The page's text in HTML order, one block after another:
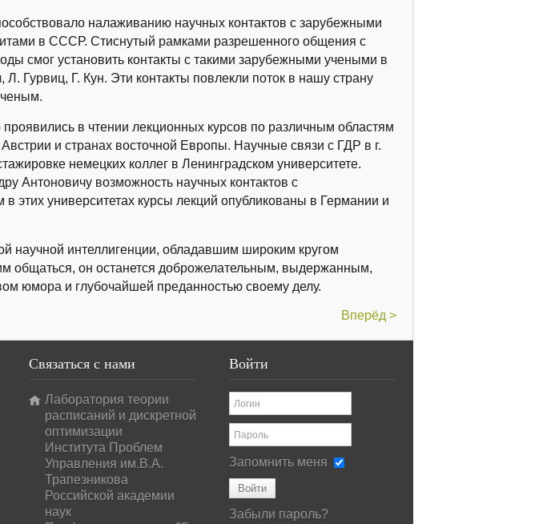
налаживанию научных контактов с зарубежными
в СССР. Стиснутый рамками разрешенного общения с
смог установить контакты с такими зарубежными учеными в
Гурвиц, Г. Кун. Эти контакты повлекли поток в нашу страну
в чтении лекционных курсов по различным областям
и странах восточной Европы. Научные связи с ГДР в г.
немецких коллег в Ленинградском университете.
Антоновичу возможность научных контактов с
этих университетах курсы лекций опубликованы в Германии и
научной интеллигенции, обладавшим широким кругом
общаться, он останется доброжелательным, выдержанным,
юмора и глубочайшей преданностью своему делу.
Вперёд >
Связаться с нами
Лаборатория теории
расписаний и дискретной
оптимизации
Института Проблем
Управления им.В.А.
Трапезникова
Российской академии
наук
Войти
Запомнить меня
Войти
Забыли пароль?